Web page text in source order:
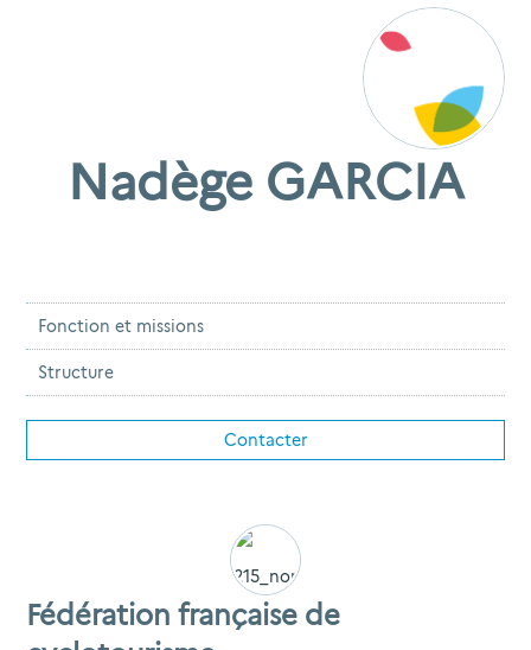
Nadège GARCIA
Fonction et missions
Structure
Contacter
Fédération française de